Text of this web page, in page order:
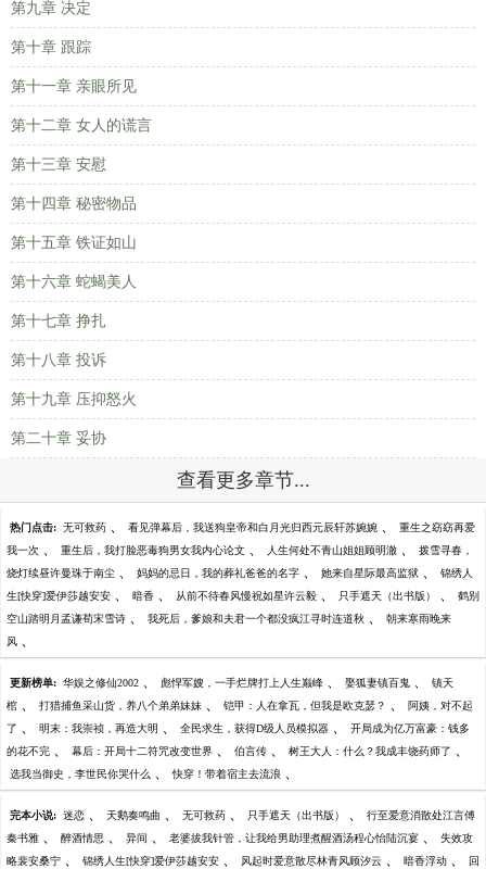
第九章 决定
第十章 跟踪
第十一章 亲眼所见
第十二章 女人的谎言
第十三章 安慰
第十四章 秘密物品
第十五章 铁证如山
第十六章 蛇蝎美人
第十七章 挣扎
第十八章 投诉
第十九章 压抑怒火
第二十章 妥协
查看更多章节...
热门点击: 无可救药 、 看见弹幕后，我送狗皇帝和白月光归西元辰轩苏婉婉 、 重生之窈窈再爱
我一次 、 重生后，我打脸恶毒狗男女我内心论文 、 人生何处不青山姐姐顾明澈 、 拨雪寻春，
烧灯续昼许曼珠于南尘 、 妈妈的忌日，我的葬礼爸爸的名字 、 她来自星际最高监狱 、 锦绣人
生[快穿]爱伊莎越安安 、 暗香 、 从前不待春风慢祝如星许云毅 、 只手遮天（出书版） 、 鹤别
空山踏明月孟谦荀宋雪诗 、 我死后，爹娘和夫君一个都没疯江寻时连道秋 、 朝来寒雨晚来
风 、
更新榜单: 华娱之修仙2002 、 彪悍军嫂，一手烂牌打上人生巅峰 、 娶狐妻镇百鬼 、 镇天
棺 、 打猎捕鱼采山货，养八个弟弟妹妹 、 铠甲：人在拿瓦，但我是欧克瑟？ 、 阿姨，对不起
了 、 明末：我崇祯，再造大明 、 全民求生，获得D级人员模拟器 、 开局成为亿万富豪：钱多
的花不完 、 幕后：开局十二符咒改变世界 、 伯言传 、 树王大人：什么？我成丰饶药师了 、
选我当御史，李世民你哭什么 、 快穿！带着宿主去流浪 、
完本小说: 迷恋 、 天鹅奏鸣曲 、 无可救药 、 只手遮天（出书版） 、 行至爱意消散处江言傅
秦书雅 、 醉酒情思 、 异间 、 老婆拔我针管，让我给男助理煮醒酒汤程心怡陆沉宴 、 失效攻
略裴安桑宁 、 锦绣人生[快穿]爱伊莎越安安 、 风起时爱意散尽林青风顾汐云 、 暗香浮动 、 回